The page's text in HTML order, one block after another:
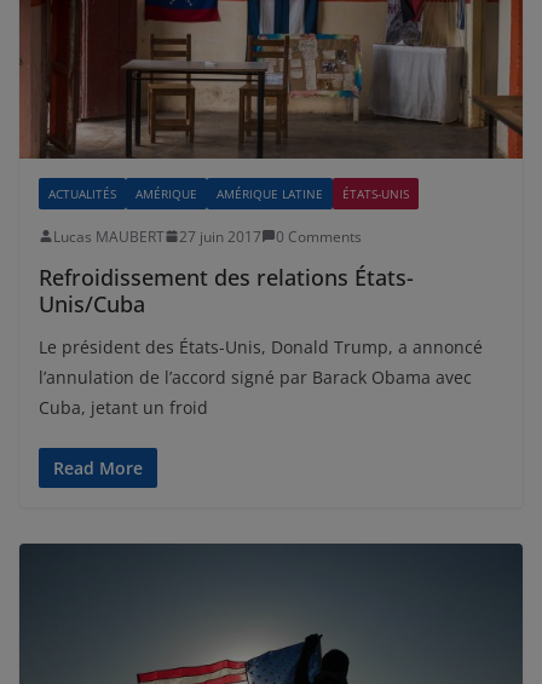
ACTUALITÉS AMÉRIQUE AMÉRIQUE LATINE ÉTATS-UNIS
Lucas MAUBERT 27 juin 2017 0 Comments
Refroidissement des relations États-
Unis/Cuba
Le président des États-Unis, Donald Trump, a annoncé
l’annulation de l’accord signé par Barack Obama avec
Cuba, jetant un froid
Read More